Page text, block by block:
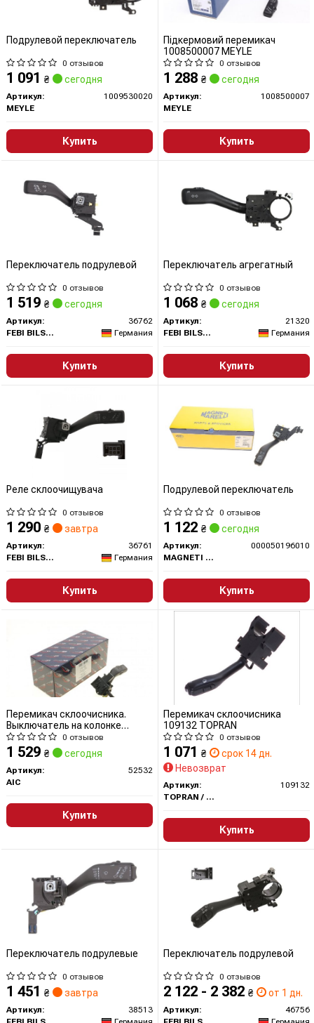
Подрулевой переключатель
0 отзывов
1 091 ₴ сегодня
Артикул:
1009530020
MEYLE
Купить
Підкермовий перемикач
1008500007 MEYLE
0 отзывов
1 288 ₴ сегодня
Артикул:
1008500007
MEYLE
Купить
Переключатель подрулевой
0 отзывов
1 519 ₴ сегодня
Артикул:
36762
FEBI BILSTEIN
Германия
Купить
Переключатель агрегатный
0 отзывов
1 068 ₴ сегодня
Артикул:
21320
FEBI BILSTEIN
Германия
Купить
Реле склоочищувача
0 отзывов
1 290 ₴ завтра
Артикул:
36761
FEBI BILSTEIN
Германия
Купить
Подрулевой переключатель
0 отзывов
1 122 ₴ сегодня
Артикул:
000050196010
MAGNETI MARELLI
Купить
Перемикач склоочисника.
Выключатель на колонке
рулевого управления 52532 AIC
0 отзывов
1 529 ₴ сегодня
Артикул:
52532
AIC
Купить
Перемикач склоочисника
109132 TOPRAN
0 отзывов
1 071 ₴
срок 14 дн.
Невозврат
Артикул:
109132
TOPRAN / HANS PRIES
Купить
Переключатель подрулевые
0 отзывов
1 451 ₴ завтра
Артикул:
38513
Переключатель подрулевoй
0 отзывов
2 122 - 2 382 ₴ от 1 дн.
Артикул:
46756